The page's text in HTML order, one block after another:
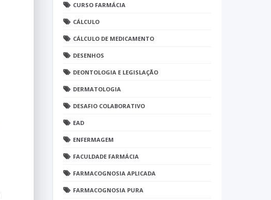
CURSO FARMÁCIA
CÁLCULO
CÁLCULO DE MEDICAMENTO
DESENHOS
DEONTOLOGIA E LEGISLAÇÃO
DERMATOLOGIA
DESAFIO COLABORATIVO
EAD
ENFERMAGEM
FACULDADE FARMÁCIA
FARMACOGNOSIA APLICADA
FARMACOGNOSIA PURA